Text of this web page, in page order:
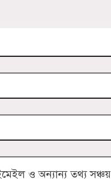
ও অন্যান্য তথ্য